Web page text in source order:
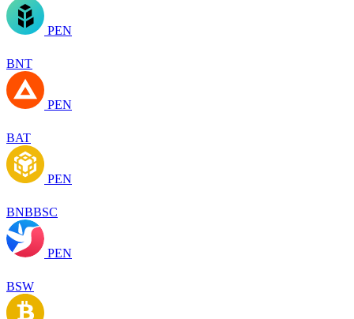
PEN
BNT
PEN
BAT
PEN
BNBBSC
PEN
BSW